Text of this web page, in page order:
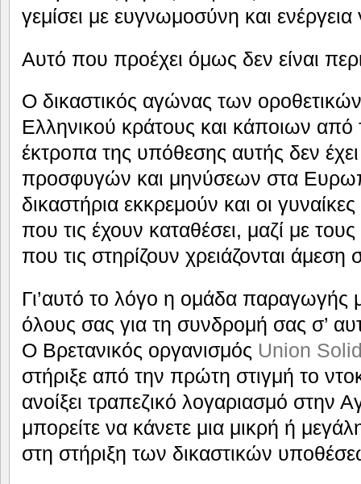
γεμίσει με ευγνωμοσύνη και ενέργεια
Αυτό που προέχει όμως δεν είναι
Ο δικαστικός αγώνας των
Ελληνικού κράτους και κάποιων από
έκτροπα της υπόθεσης αυτής δεν έχει
προσφυγών και μηνύσεων στα
δικαστήρια εκκρεμούν και οι
που τις έχουν καταθέσει, μαζί με
που τις στηρίζουν χρειάζονται
Γι’αυτό το λόγο η ομάδα παραγωγής
όλους σας για τη συνδρομή σας σ’
Ο Βρετανικός οργανισμός Union
στήριξε από την πρώτη στιγμή το
ανοίξει τραπεζικό λογαριασμό στην
μπορείτε να κάνετε μια μικρή ή
στη στήριξη των δικαστικών